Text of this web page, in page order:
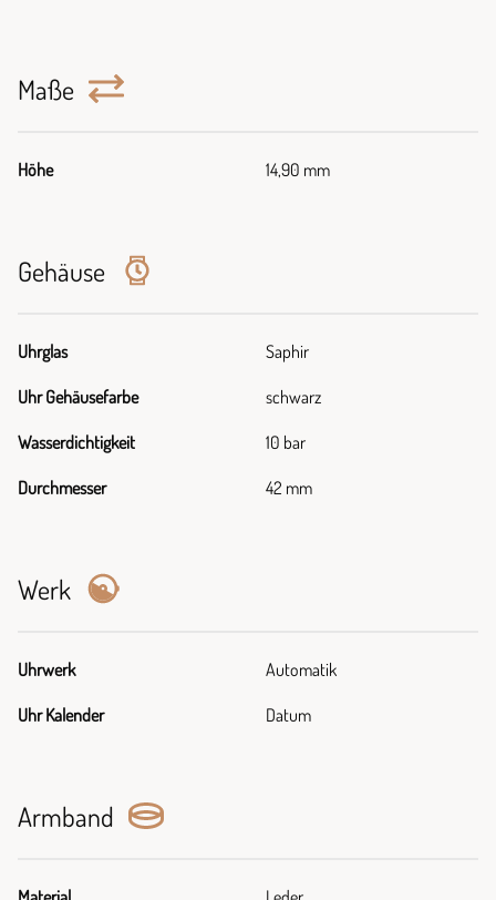
Maße
Höhe 14,90 mm
Gehäuse
Uhrglas Saphir
Uhr Gehäusefarbe schwarz
Wasserdichtigkeit 10 bar
Durchmesser 42 mm
Werk
Uhrwerk Automatik
Uhr Kalender Datum
Armband